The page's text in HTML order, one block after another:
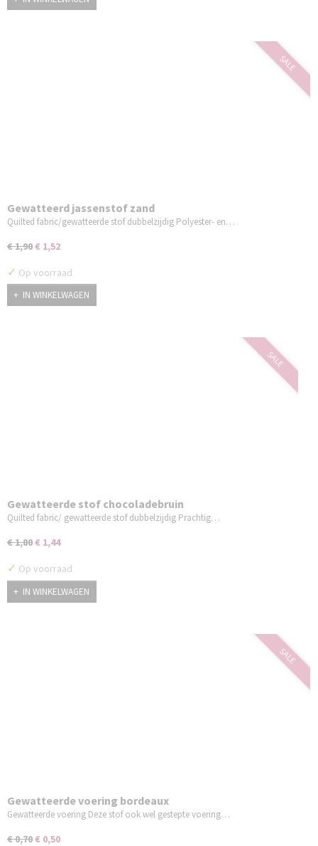
SALE
Gewatteerd jassenstof zand
Quilted fabric/gewatteerde stof dubbelzijdig Polyester- en…
€ 1,90€ 1,52
✓ Op voorraad
IN WINKELWAGEN
SALE
Gewatteerde stof chocoladebruin
Quilted fabric/ gewatteerde stof dubbelzijdig Prachtig…
€ 1,80€ 1,44
✓ Op voorraad
IN WINKELWAGEN
SALE
Gewatteerde voering bordeaux
Gewatteerde voering Deze stof ook wel gestepte voering…
€ 0,70€ 0,50